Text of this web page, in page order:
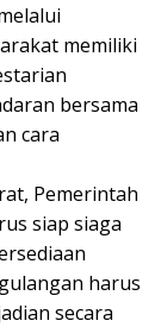
memiliki
bersama
cara
Pemerintah
siap siaga
harus
secara